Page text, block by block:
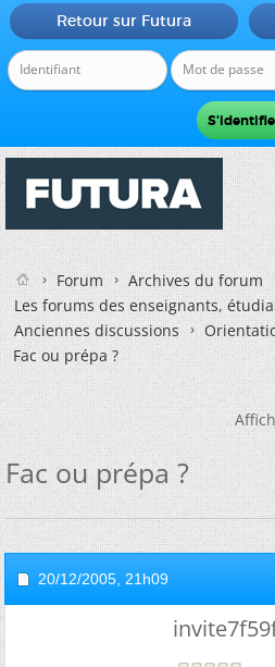
Retour sur Futura
Forum
Archives du forum
Les forums des enseignants,
Anciennes discussions
Fac ou prépa ?
Fac ou prépa ?
20/12/2005, 21h09